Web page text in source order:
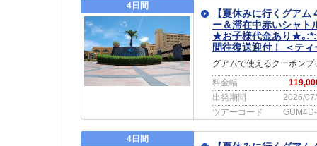
4日間
【夏休みに行くグア
ー＆滞在中赤いシャト
★お子様代金あり★｡:*:
間往復送迎付！ ＜テ
グアムで使えるクーポン
料金幅
出発期間
2026/
ツアーコード
4日間